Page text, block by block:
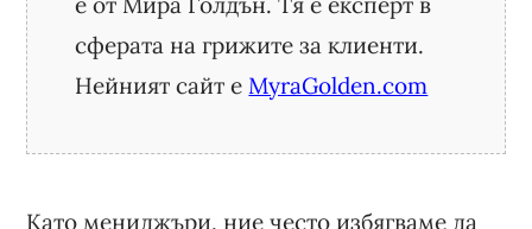
сферата на грижите за клиенти.
Нейният сайт еMyraGolden.com
Като мениджъри, ние често избягваме да